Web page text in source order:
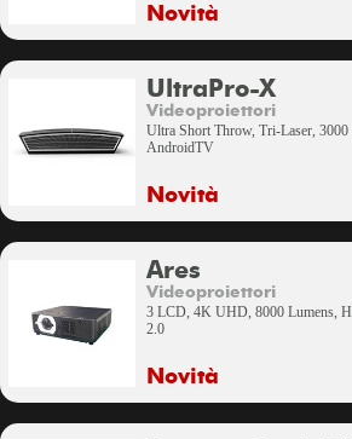
Novità
UltraPro-X
Videoproiettori
Ultra Short Throw, Tri-Laser, 3000
AndroidTV
Novità
Ares
Videoproiettori
3 LCD, 4K UHD, 8000 Lumens,
2.0
Novità